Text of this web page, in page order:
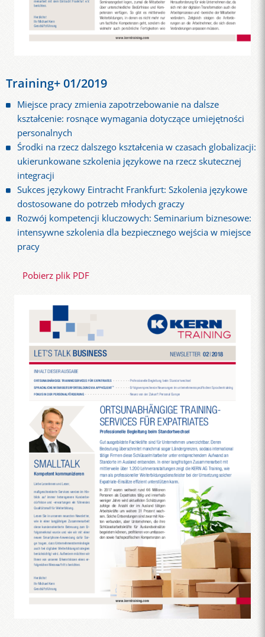
Training+ 01/2019
Miejsce pracy zmienia zapotrzebowanie na dalsze
kształcenie: rosnące wymagania dotyczące umiejętności
personalnych
Środki na rzecz dalszego kształcenia w czasach globalizacji:
ukierunkowane szkolenia językowe na rzecz skutecznej
integracji
Sukces językowy Eintracht Frankfurt: Szkolenia językowe
dostosowane do potrzeb młodych graczy
Rozwój kompetencji kluczowych: Seminarium biznesowe:
intensywne szkolenia dla bezpiecznego wejścia w miejsce
pracy
Pobierz plik PDF